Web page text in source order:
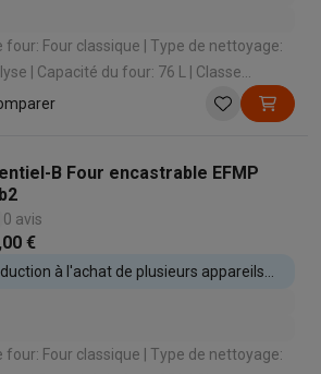
Four classique | Type de nettoyage:
76 L | Classe
| Type de cuisson: Air pulsé
B Four encastrable EFMP
0 avis
€
à l'achat de plusieurs appareils
Four classique | Type de nettoyage: